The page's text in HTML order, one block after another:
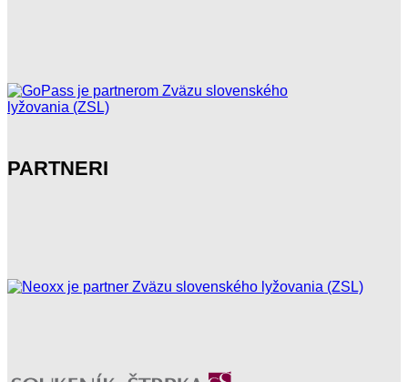
PARTNERI